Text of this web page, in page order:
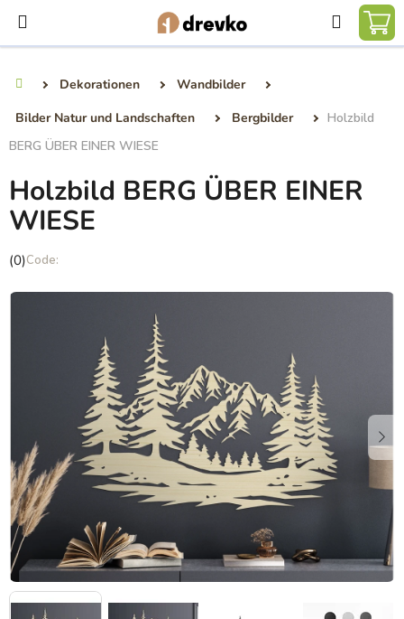
Inhalt
springen
Suchen
Dekorationen
Wandbilder
Bilder Natur und Landschaften
Bergbilder
Holzbild
BERG ÜBER EINER WIESE
Holzbild BERG ÜBER EINER
WIESE
Die
Produktbewertung
(0)